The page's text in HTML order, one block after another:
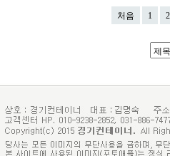
처음 1 2